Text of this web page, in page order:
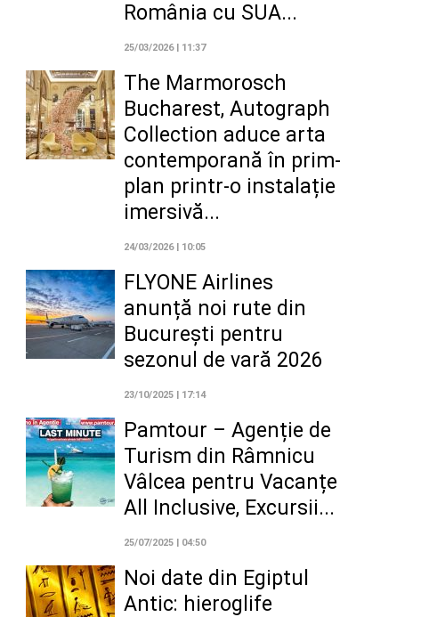
România cu SUA...
25/03/2026 | 11:37
The Marmorosch
Bucharest, Autograph
Collection aduce arta
contemporană în prim-
plan printr-o instalație
imersivă...
24/03/2026 | 10:05
FLYONE Airlines
anunță noi rute din
București pentru
sezonul de vară 2026
23/10/2025 | 17:14
Pamtour – Agenție de
Turism din Râmnicu
Vâlcea pentru Vacanțe
All Inclusive, Excursii...
25/07/2025 | 04:50
Noi date din Egiptul
Antic: hieroglife